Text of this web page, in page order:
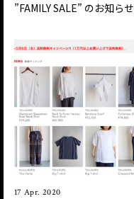
”FAMILY SALE ” のお知らせ
17 Apr. 2020